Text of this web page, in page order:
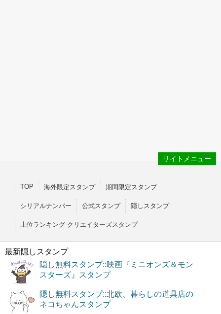
サイトメニュー
TOP 海外限定スタンプ 期間限定スタンプ
シリアルナンバー 公式スタンプ 隠しスタンプ
上位ランキング クリエイターズスタンプ
最新隠しスタンプ
隠し無料スタンプ::映画『ミニオンズ＆モン
スターズ』スタンプ
隠し無料スタンプ::北欧、暮らしの道具店の
ネコちゃんスタンプ